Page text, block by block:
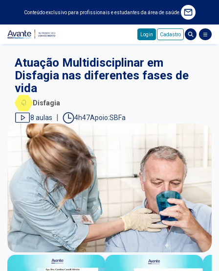
Conteúdo exclusivo para profissionais e estudantes da área de saúde.
Login Cadastro
Atuação Multidisciplinar em
Disfagia nas diferentes fases de
vida
Disfagia
8 aulas
4h47 SBFa